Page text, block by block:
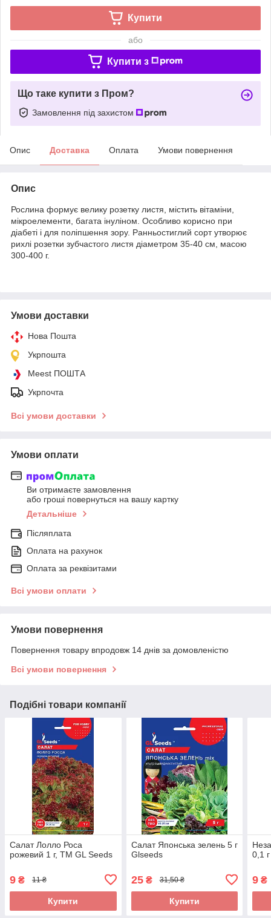
Купити
або
Купити з
Що таке купити з Пром?
Замовлення під захистом
Опис Доставка Оплата Умови повернення
Опис
Рослина формує велику розетку листя, містить вітаміни,
мікроелементи, багата інуліном. Особливо корисно при
діабеті і для поліпшення зору. Ранньостиглий сорт утворює
рихлі розетки зубчастого листя діаметром 35-40 см, масою
300-400 г.
Умови доставки
Нова Пошта
Укрпошта
Meest ПОШТА
Укрпочта
Всі умови доставки
Умови оплати
Ви отримаєте замовлення
або гроші повернуться на вашу картку
Детальніше
Післяплата
Оплата на рахунок
Оплата за реквізитами
Всі умови оплати
Умови повернення
Повернення товару впродовж 14 днів за домовленістю
Всі умови повернення
Подібні товари компанії
Салат Лолло Роса
рожевий 1 г, TM GL Seeds
9 ₴ 11 ₴
Купити
Салат Японська зелень 5 г
Glseeds
25₴ 31,50 ₴
Купити
0,1
9 ₴